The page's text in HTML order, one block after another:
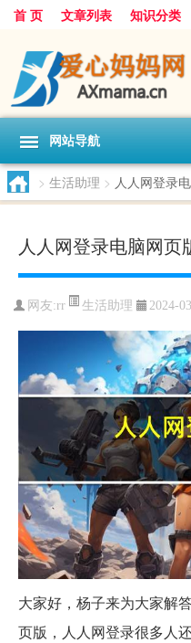
首 页 文章列表 知识分类
网站导航
> 生活助理 > 人人网登录
人人网登录电脑网页
网友:rr 生活助理 2024-
大家好，杨子来为大家解
页版，人人网登录很多人